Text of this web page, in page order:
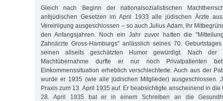
Gleich nach Beginn der nationalsozialistischen
antijüdischen Gesetzen im April 1933 alle jüdischen Ärzte
Vereinigung ausgeschlossen – so auch Julius Adam, ihr
den Anfangsjahren. Noch ein Jahr zuvor hatten die
Zahnärzte Gross-Hamburgs" anlässlich seines 70.
seinen allseits geschätzten Humor gewürdigt. Nach der
Machtübernahme durfte er nur noch Privatpatienten
Einkommenssituation erheblich verschlechterte. Auch aus der
wurde er 1935 (wie alle jüdischen Mitglieder) ausgeschlossen.
Praxis zum 13. April 1935 auf. Er beabsichtigte anscheinend in die
28. April 1935 bat er in einem Schreiben an die